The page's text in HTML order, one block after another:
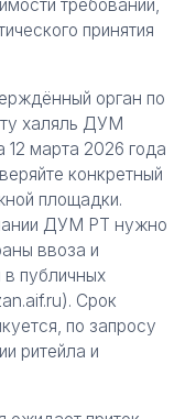
требований,
принятия
орган по
халяль ДУМ
12 марта 2026 года
конкретный
площадки.
ДУМ РТ нужно
ввоза и
публичных
Срок
по запросу
ритейла и